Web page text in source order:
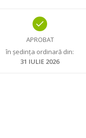
APROBAT
în ședința ordinară din:
31 IULIE 2026